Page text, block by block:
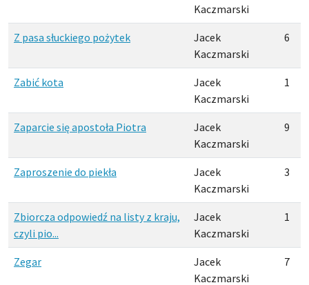
Kaczmarski
Z pasa słuckiego pożytek
Jacek
Kaczmarski
6
Zabić kota
Jacek
Kaczmarski
1
Zaparcie się apostoła Piotra
Jacek
Kaczmarski
9
Zaproszenie do piekła
Jacek
Kaczmarski
3
Zbiorcza odpowiedź na listy z kraju,
czyli pio...
Jacek
Kaczmarski
1
Zegar
Jacek
Kaczmarski
7